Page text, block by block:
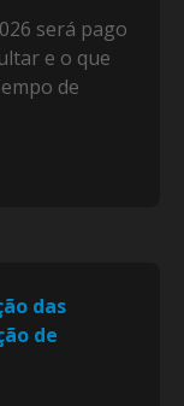
será pago
e o que
de
das
de